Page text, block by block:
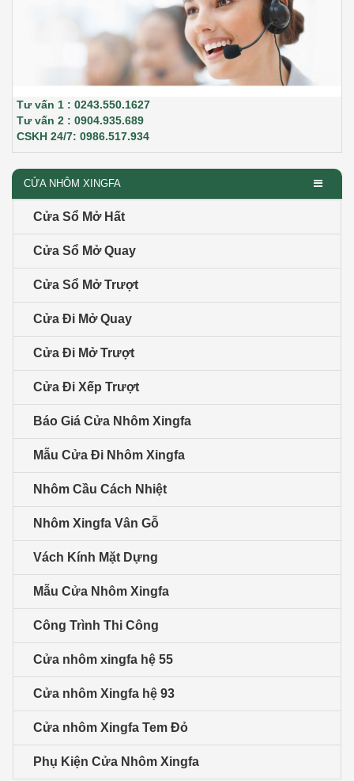
Tư vấn 1 : 0243.550.1627
Tư vấn 2 : 0904.935.689
CSKH 24/7: 0986.517.934
CỬA NHÔM XINGFA
Cửa Sổ Mở Hất
Cửa Sổ Mở Quay
Cửa Sổ Mở Trượt
Cửa Đi Mở Quay
Cửa Đi Mở Trượt
Cửa Đi Xếp Trượt
Báo Giá Cửa Nhôm Xingfa
Mẫu Cửa Đi Nhôm Xingfa
Nhôm Cầu Cách Nhiệt
Nhôm Xingfa Vân Gỗ
Vách Kính Mặt Dựng
Mẫu Cửa Nhôm Xingfa
Công Trình Thi Công
Cửa nhôm xingfa hệ 55
Cửa nhôm Xingfa hệ 93
Cửa nhôm Xingfa Tem Đỏ
Phụ Kiện Cửa Nhôm Xingfa